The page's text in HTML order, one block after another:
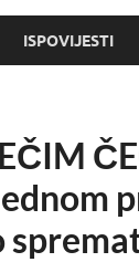
ISPOVIJESTI